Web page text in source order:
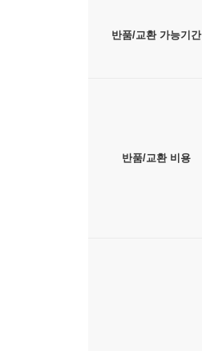
반품/교환 가능기간
반품/교환 비용